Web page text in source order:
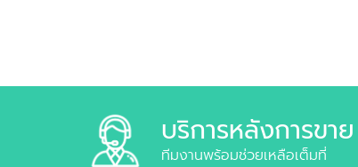
บริการหลังการขาย
ทีมงานพร้อมช่วยเหลือเต็มที่